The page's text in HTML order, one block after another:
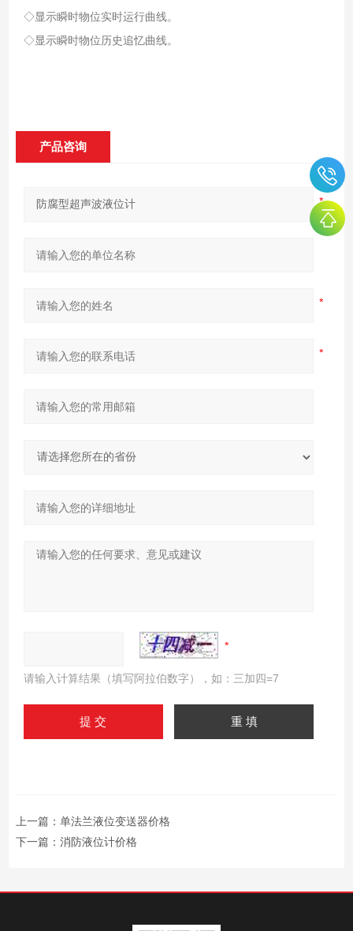
◇显示瞬时物位实时运行曲线。
◇显示瞬时物位历史追忆曲线。
产品咨询
请输入计算结果（填写阿拉伯数字），如：三加四=7
上一篇： 单法兰液位变送器价格
下一篇： 消防液位计价格